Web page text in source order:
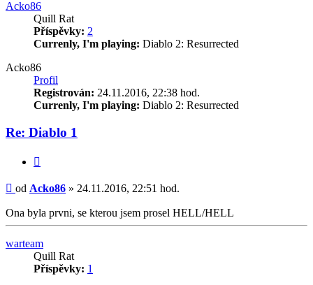
Acko86
Quill Rat
Příspěvky: 2
Currenly, I'm playing: Diablo 2: Resurrected
Acko86
Profil
Registrován: 24.11.2016, 22:38 hod.
Currenly, I'm playing: Diablo 2: Resurrected
Re: Diablo 1
Příspěvek
od Acko86 » 24.11.2016, 22:51 hod.
Ona byla prvni, se kterou jsem prosel HELL/HELL
Nahoru
warteam
Quill Rat
Příspěvky: 1